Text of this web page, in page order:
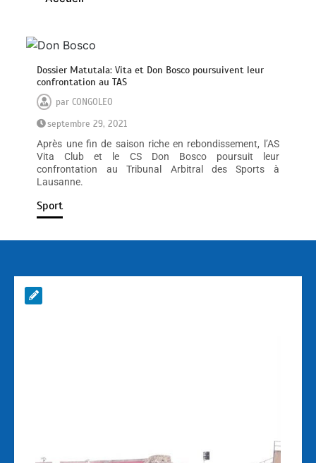
Dossier Matutala: Vita et Don Bosco poursuivent leur
confrontation au TAS
parCONGOLEO
septembre 29, 2021
Après une fin de saison riche en rebondissement, l’AS
Vita Club et le CS Don Bosco poursuit leur
confrontation au Tribunal Arbitral des Sports à
Lausanne.
Sport